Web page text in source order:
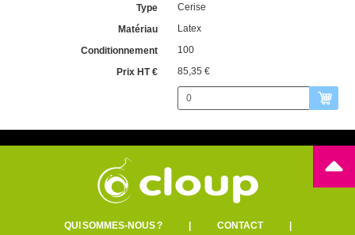
Cerise
Latex
100
85,35 €
QUI SOMMES-NOUS ?| CONTACT|